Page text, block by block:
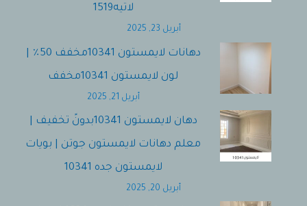
لاتيه1519
أبريل 23, 2025
دهانات لايمستون 10341مخفف 50٪ |
لون لايمستون 10341مخفف
أبريل 21, 2025
دهان لايمستون 10341بدونً تخفيف |
معلم دهانات لايمستون جوتن | بويات
لايمستون جده 10341
أبريل 20, 2025